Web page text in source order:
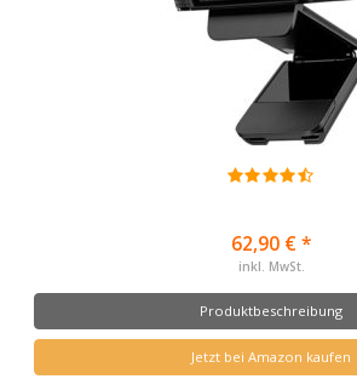
62,90 € *
inkl. MwSt.
Produktbeschreibung
Jetzt bei Amazon kaufen